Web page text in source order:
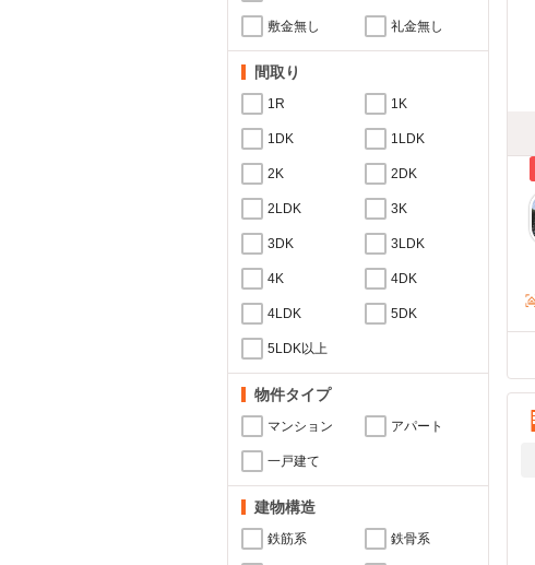
敷金無し 礼金無し
間取り
1R 1K
1DK 1LDK
2K 2DK
2LDK 3K
3DK 3LDK
4K 4DK
4LDK 5DK
5LDK以上
物件タイプ
マンション アパート
一戸建て
建物構造
鉄筋系 鉄骨系